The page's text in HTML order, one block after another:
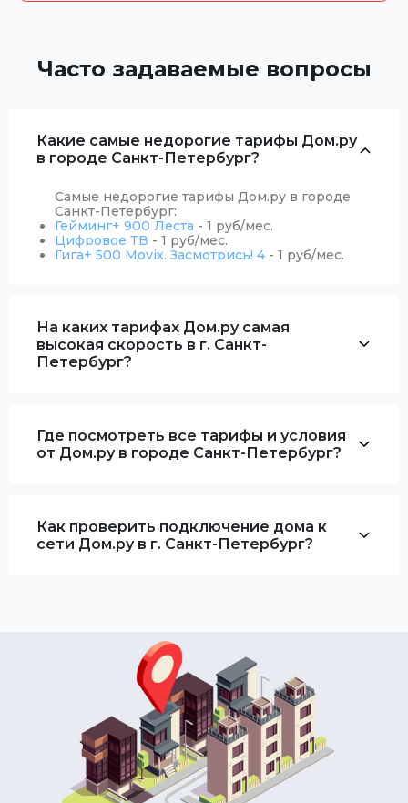
Часто задаваемые вопросы
Какие самые недорогие тарифы Дом.ру
в городе Санкт-Петербург?
Самые недорогие тарифы Дом.ру в городе
Санкт-Петербург:
Гейминг+ 900 Леста - 1 руб/мес.
Цифровое ТВ - 1 руб/мес.
Гига+ 500 Movix. Засмотрись! 4 - 1 руб/мес.
На каких тарифах Дом.ру самая
высокая скорость в г. Санкт-
Петербург?
Где посмотреть все тарифы и условия
от Дом.ру в городе Санкт-Петербург?
Как проверить подключение дома к
сети Дом.ру в г. Санкт-Петербург?